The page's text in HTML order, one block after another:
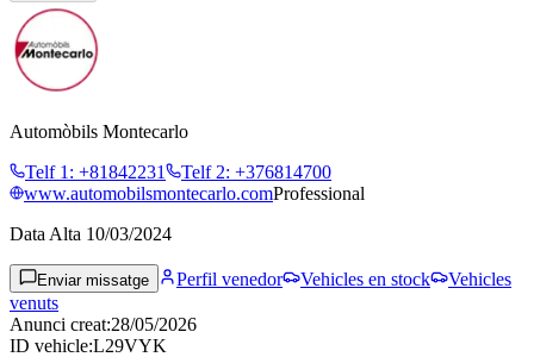
Automòbils Montecarlo
Telf 1 : +81842231 Telf 2: +376814700
www.automobilsmontecarlo.comProfessional
Data Alta 10/03/2024
Enviar missatge Perfil venedor Vehicles en stock
Vehicles
venuts
Anunci creat:28/05/2026
ID vehicle:L29VYK